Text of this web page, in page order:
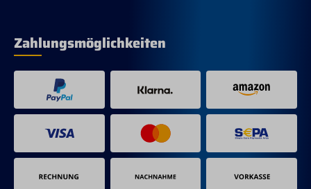
Zahlungsmöglichkeiten